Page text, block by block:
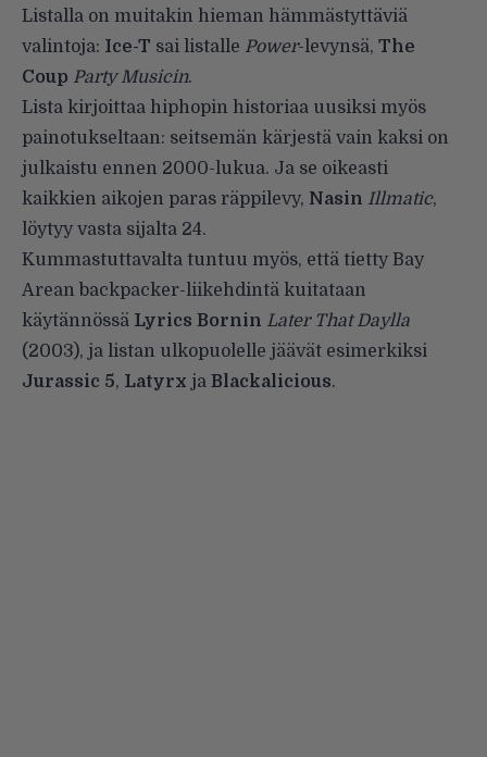
Listalla on muitakin hieman hämmästyttäviä
valintoja: Ice-T sai listalle Power-levynsä, The
Coup Party Musicin.
Lista kirjoittaa hiphopin historiaa uusiksi myös
painotukseltaan: seitsemän kärjestä vain kaksi on
julkaistu ennen 2000-lukua. Ja se oikeasti
kaikkien aikojen paras räppilevy, Nasin Illmatic,
löytyy vasta sijalta 24.
Kummastuttavalta tuntuu myös, että tietty Bay
Arean backpacker-liikehdintä kuitataan
käytännössä Lyrics Bornin Later That Daylla
(2003), ja listan ulkopuolelle jäävät esimerkiksi
Jurassic 5, Latyrx ja Blackalicious.